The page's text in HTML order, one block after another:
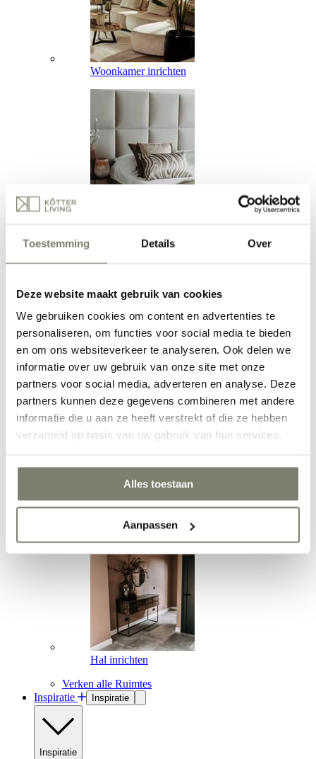
Toestemming Details Over
Deze website maakt gebruik van cookies
We gebruiken cookies om content en advertenties te
personaliseren, om functies voor social media te bieden
en om ons websiteverkeer te analyseren. Ook delen we
informatie over uw gebruik van onze site met onze
partners voor social media, adverteren en analyse. Deze
partners kunnen deze gegevens combineren met andere
informatie die u aan ze heeft verstrekt of die ze hebben
verzameld op basis van uw gebruik van hun services.
Alles toestaan
Aanpassen
Woonkamer inrichten
Eetkamer inrichten
Werkkamer inrichten
Hal inrichten
Verken alle Ruimtes
Inspiratie
Inspiratie
Inspiratie